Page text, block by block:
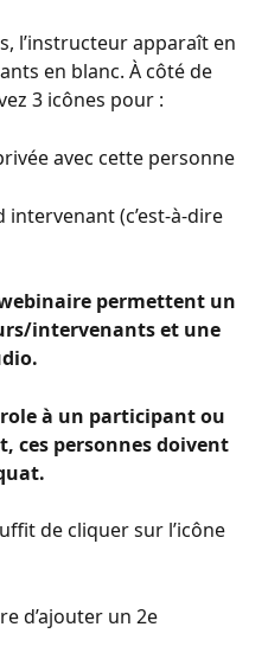
l’instructeur apparaît en
en blanc. À côté de
3 icônes pour :
avec cette personne
(c’est-à-dire
permettent un
intervenants et une
à un participant ou
ces personnes doivent
de cliquer sur l’icône
d’ajouter un 2e